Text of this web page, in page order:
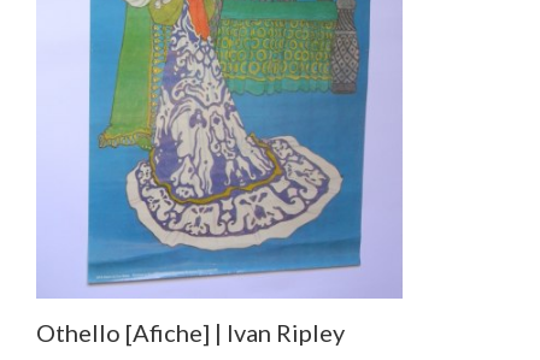
Othello [Afiche] | Ivan Ripley